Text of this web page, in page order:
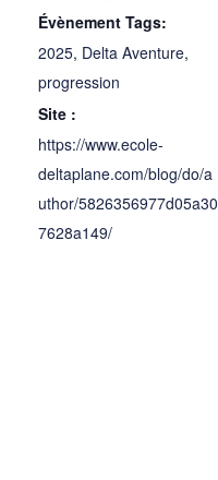
Évènement Tags:
2025, Delta Aventure,
progression
Site :
https://www.ecole-
deltaplane.com/blog/do/a
uthor/5826356977d05a30
7628a149/